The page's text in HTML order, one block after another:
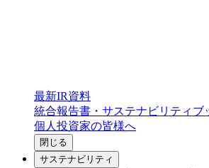
最新IR資料
統合報告書・サステナビリティブ
個人投資家の皆様へ
閉じる
サステナビリティ